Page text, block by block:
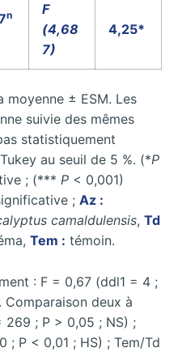
n
F
(4,68
7)
4,25*
moyenne ± ESM. Les
suivie des mêmes
statistiquement
au seuil de 5 %. (*P
; (*** P < 0,001)
; Az :
camaldulensis, Td
Tem : témoin.
: F = 0,67 (ddl1 = 4 ;
deux à
; P > 0,05 ; NS) ;
P < 0,01 ; HS) ; Tem/Td